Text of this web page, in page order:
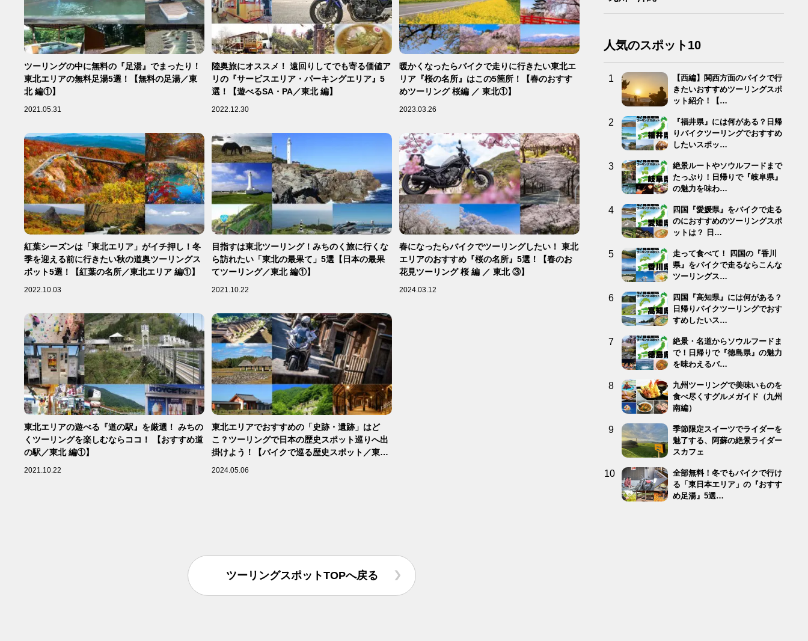
ツーリングの中に無料の『足湯』でまったり！
東北エリアの無料足湯5選！【無料の足湯／東
北 編①】
2021.05.31
陸奥旅にオススメ！ 遠回りしてでも寄る価値ア
リの『サービスエリア・パーキングエリア』5
選！【遊べるSA・PA／東北 編】
2022.12.30
暖かくなったらバイクで走りに行きたい東北エ
リア『桜の名所』はこの5箇所！【春のおすす
めツーリング 桜編 ／ 東北①】
2023.03.26
紅葉シーズンは「東北エリア」がイチ押し！冬
季を迎える前に行きたい秋の道奥ツーリングス
ポット5選！【紅葉の名所／東北エリア 編①】
2022.10.03
目指すは東北ツーリング！みちのく旅に行くな
ら訪れたい「東北の最果て」5選【日本の最果
てツーリング／東北 編①】
2021.10.22
春になったらバイクでツーリングしたい！ 東北
エリアのおすすめ『桜の名所』5選！【春のお
花見ツーリング 桜 編 ／ 東北 ③】
2024.03.12
東北エリアの遊べる『道の駅』を厳選！ みちの
くツーリングを楽しむならココ！ 【おすすめ道
の駅／東北 編①】
2021.10.22
東北エリアでおすすめの「史跡・遺跡」はど
こ？ツーリングで日本の歴史スポット巡りへ出
掛けよう！【バイクで巡る歴史スポット／東北
2024.05.06
ツーリングスポットTOPへ戻る
人気のスポット10
【西編】関西方面のバイクで行
きたいおすすめツーリングスポ
ット紹介！【…
『福井県』には何がある？日帰
りバイクツーリングでおすすめ
したいスポッ…
絶景ルートやソウルフードまで
たっぷり！日帰りで『岐阜県』
の魅力を味わ…
四国『愛媛県』をバイクで走る
のにおすすめのツーリングスポ
ットは？ 日…
走って食べて！ 四国の『香川
県』をバイクで走るならこんな
ツーリングス…
四国『高知県』には何がある？
日帰りバイクツーリングでおす
すめしたいス…
絶景・名道からソウルフードま
で！日帰りで『徳島県』の魅力
を味わえるバ…
九州ツーリングで美味いものを
食べ尽くすグルメガイド（九州
南編）
季節限定スイーツでライダーを
魅了する、阿蘇の絶景ライダー
スカフェ
全部無料！冬でもバイクで行け
る「東日本エリア」の『おすす
め足湯』5選…